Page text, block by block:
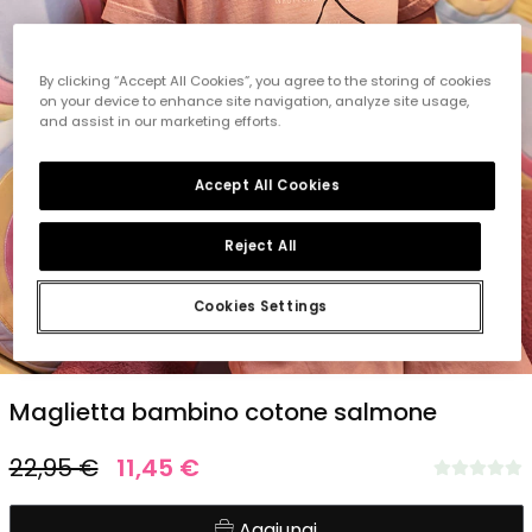
Maglietta bambino cotone salmone
22,95 € 11,45 €
By clicking “Accept All Cookies”, you agree to the storing of cookies
on your device to enhance site navigation, analyze site usage,
and assist in our marketing efforts.
Cookies Settings
Reject All
Accept All Cookies